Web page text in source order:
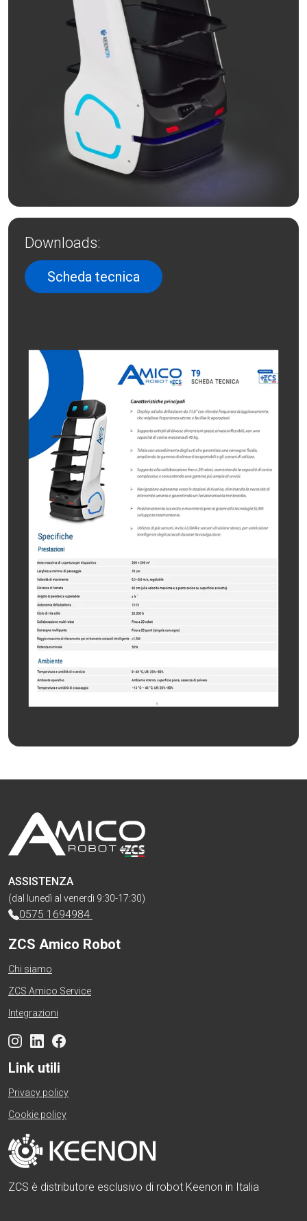
Downloads:
Scheda tecnica
ASSISTENZA
(dal lunedì al venerdì 9:30-17:30)
0575 1694984
ZCS Amico Robot
Chi siamo
ZCS Amico Service
Integrazioni
Link utili
Privacy policy
Cookie policy
ZCS è distributore esclusivo di robot Keenon in Italia